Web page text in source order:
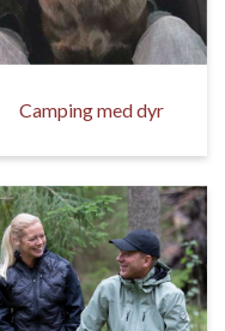
Camping med dyr